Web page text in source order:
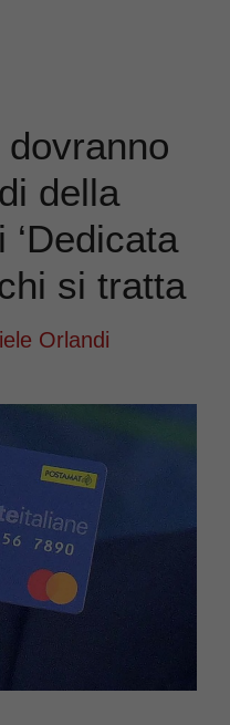
della
si tratta
Orlandi